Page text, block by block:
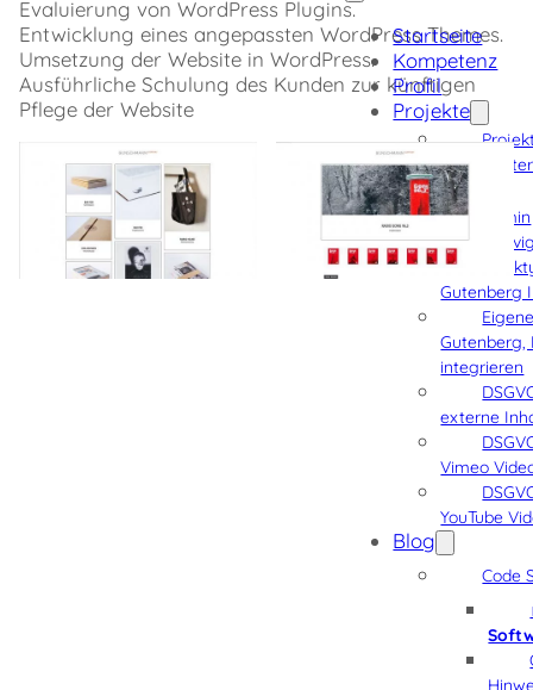
Startseite
Kompetenz
Profil
Projekte
Software
Admin
Gutenberg
Gutenberg,
integrieren
externe
Vimeo
YouTube
Blog
Code
Evaluierung von WordPress Plugins.
Entwicklung eines angepassten WordPress Themes.
Umsetzung der Website in WordPress.
Ausführliche Schulung des Kunden zur künftigen
Pflege der Website